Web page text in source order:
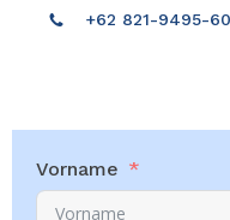
+62 821-9495-
Vorname